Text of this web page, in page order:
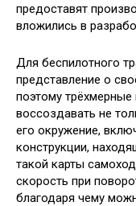
предоставят
вложились в
Для беспилотного
представление о
поэтому
воссоздавать не
его окружение,
конструкции,
такой карты
скорость при
благодаря чему